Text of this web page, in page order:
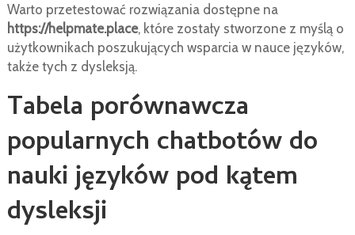
Warto przetestować rozwiązania dostępne na
https://helpmate.place, które zostały stworzone z myślą o
użytkownikach poszukujących wsparcia w nauce języków,
także tych z dysleksją.
Tabela porównawcza
popularnych chatbotów do
nauki języków pod kątem
dysleksji